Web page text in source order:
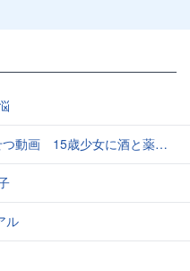
か 54歳男を再逮捕 「薬もありますよ」とSNSで誘い出し
ル